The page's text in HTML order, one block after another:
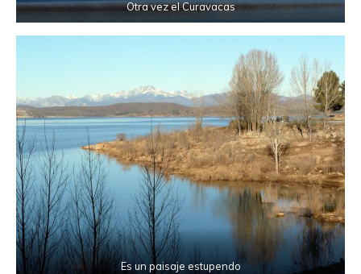
Otra vez el Curavacas
Es un paisaje estupendo